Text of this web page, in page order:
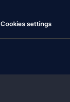
Cookies settings